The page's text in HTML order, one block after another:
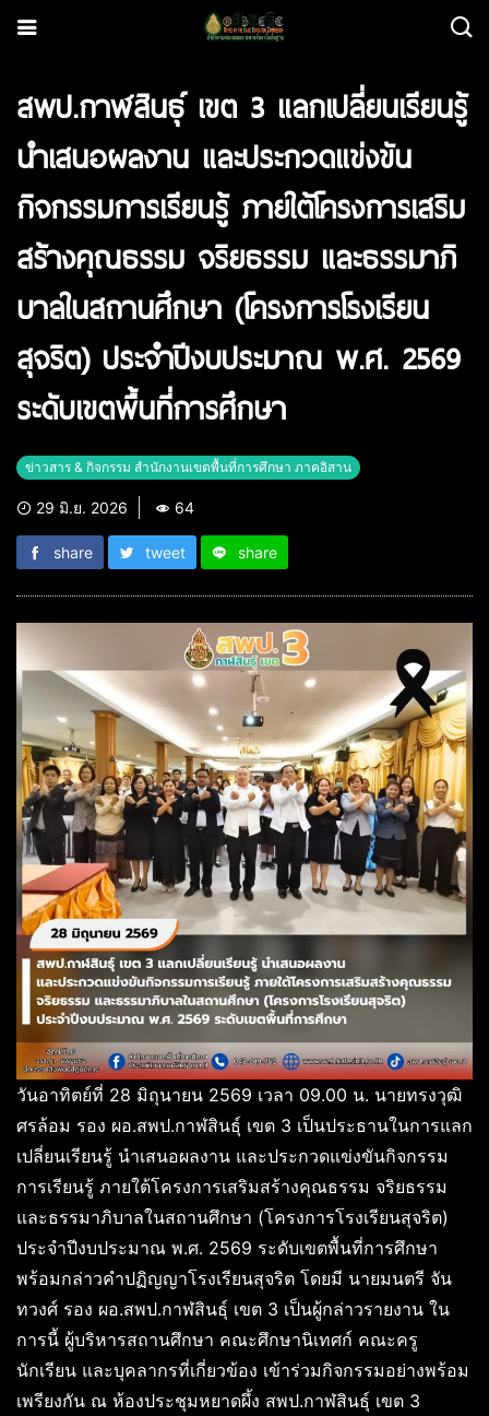
สพป.กาฬสินธุ์ เขต 3 แลกเปลี่ยนเรียนรู้
นำเสนอผลงาน และประกวดแข่งขัน
กิจกรรมการเรียนรู้ ภายใต้โครงการเสริม
สร้างคุณธรรม จริยธรรม และธรรมาภิ
บาลในสถานศึกษา (โครงการโรงเรียน
สุจริต) ประจำปีงบประมาณ พ.ศ. 2569
ระดับเขตพื้นที่การศึกษา
ข่าวสาร & กิจกรรม สำนักงานเขตพื้นที่การศึกษา ภาคอิสาน
29 มิ.ย. 2026 64
share tweet share
วันอาทิตย์ที่ 28 มิถุนายน 2569 เวลา 09.00 น. นายทรงวุฒิ
ศรล้อม รอง ผอ.สพป.กาฬสินธุ์ เขต 3 เป็นประธานในการแลก
เปลี่ยนเรียนรู้ นำเสนอผลงาน และประกวดแข่งขันกิจกรรม
การเรียนรู้ ภายใต้โครงการเสริมสร้างคุณธรรม จริยธรรม
และธรรมาภิบาลในสถานศึกษา (โครงการโรงเรียนสุจริต)
ประจำปีงบประมาณ พ.ศ. 2569 ระดับเขตพื้นที่การศึกษา
พร้อมกล่าวคำปฏิญญาโรงเรียนสุจริต โดยมี นายมนตรี จัน
ทวงศ์ รอง ผอ.สพป.กาฬสินธุ์ เขต 3 เป็นผู้กล่าวรายงาน ใน
การนี้ ผู้บริหารสถานศึกษา คณะศึกษานิเทศก์ คณะครู
นักเรียน และบุคลากรที่เกี่ยวข้อง เข้าร่วมกิจกรรมอย่างพร้อม
เพรียงกัน ณ ห้องประชุมหยาดผึ้ง สพป.กาฬสินธุ์ เขต 3